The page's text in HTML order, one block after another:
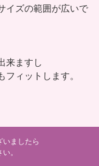
イズの範囲が広いで
来ますし
ィットします。
いましたら
。